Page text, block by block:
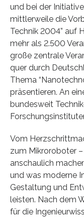
und bei der
mittlerweile die
Technik 2004” auf
mehr als 2.500
große zentrale
quer durch
Thema
präsentieren. An
bundesweit
Vom
zum Mikroroboter
anschaulich
und was moderne
Gestaltung und
leisten. Nach dem
für die